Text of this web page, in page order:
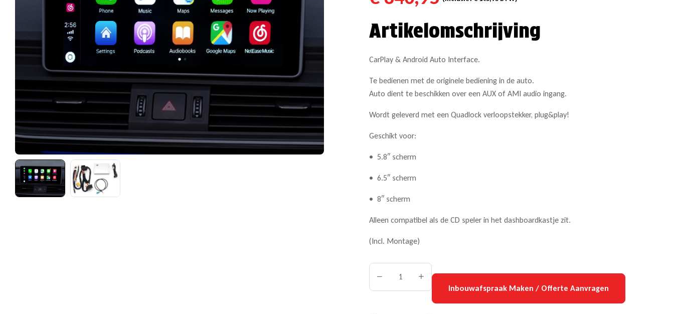
Artikelomschrijving
CarPlay & Android Auto Interface.
Te bedienen met de originele bediening in de auto.
Auto dient te beschikken over een AUX of AMI audio ingang.
Wordt geleverd met een Quadlock verloopstekker, plug&play!
Geschikt voor:
• 5.8″ scherm
• 6.5″ scherm
• 8″ scherm
Alleen compatibel als de CD speler in het dashboardkastje zit.
(Incl. Montage)
Inbouwafspraak Maken / Offerte Aanvragen